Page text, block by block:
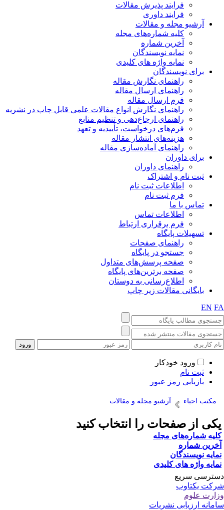
فرایند پذیرش مقالات
فرایند داوری
مجله و مقالات
کلیه شماره‌های مجله
آخرین شماره
نمایه نویسندگان
نمایه واژه های کلیدی
نویسندگان
راهنمای نگارش مقاله
راهنمای ارسال مقاله
فرم ارسال مقاله
راهنمای نگارش انواع مقالات علمی قابل چاپ در نشریه
راهنمای ارجاع‌دهی و تنظیم منابع
فرم‌های درخواست، تأییدیه و تعهد
هزینه‌های انتشار مقاله
راهنمای آماده‌سازی مقاله
داوران
راهنمای داوران
نام و اشتراک
اطلاعات ثبت نام
فرم ثبت نام
با ما
اطلاعات تماس
فرم برقراری ارتباط
پایگاه
راهنمای صفحات
جستجو در پایگاه
صفحه پرسش‌های متداول
صفحه برترین‌های پایگاه
اطلاع‌رسانی به دوستان
مقالات زیر چاپ
ورود خودکار
نام
رمز عبور
آرشیو مجله و مقالات
صفحات را انتخاب کنید
مجله
های کلیدی
سریع
نشریات